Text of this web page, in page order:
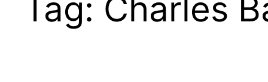
Tag: Charles